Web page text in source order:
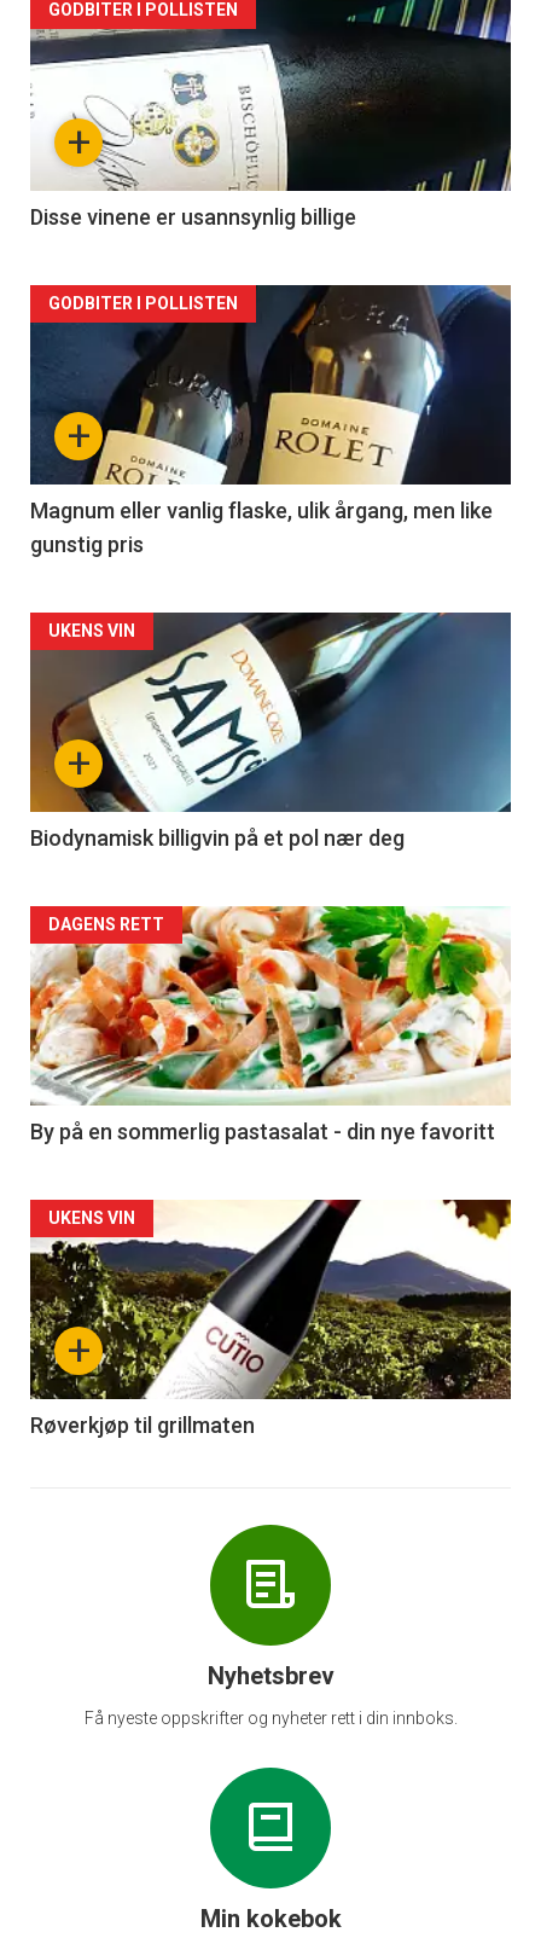
Forsiden
akkurat
nå
2
+
GODBITER I POLLISTEN
Disse vinene er usannsynlig billige
Forsiden
akkurat
nå
3
+
GODBITER I POLLISTEN
Magnum eller vanlig flaske, ulik årgang, men like
gunstig pris
Forsiden
akkurat
nå
4
+
UKENS VIN
Biodynamisk billigvin på et pol nær deg
Forsiden
akkurat
nå
-
5
DAGENS RETT
By på en sommerlig pastasalat - din nye favoritt
Forsiden
akkurat
nå
-
6
+
UKENS VIN
Røverkjøp til grillmaten
Nyhetsbrev
Få nyeste oppskrifter og nyheter rett i din innboks.
Min kokebok